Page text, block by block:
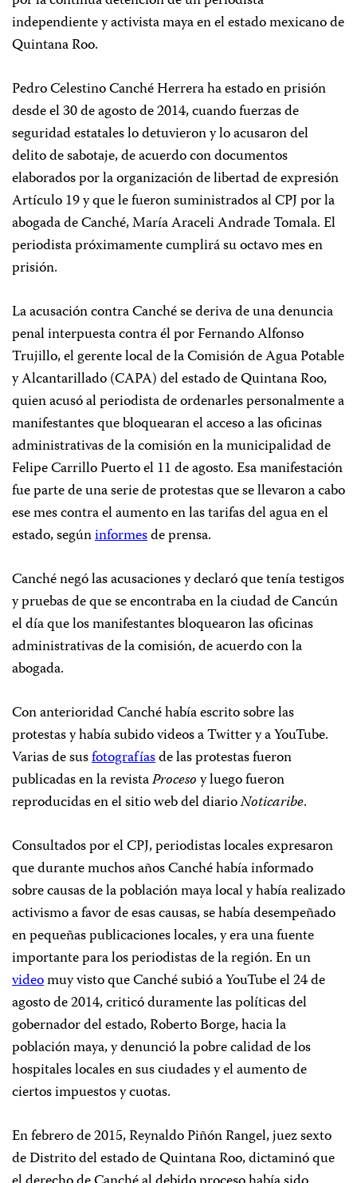
independiente y activista maya en el estado mexicano de
Quintana Roo.
Pedro Celestino Canché Herrera ha estado en prisión
desde el 30 de agosto de 2014, cuando fuerzas de
seguridad estatales lo detuvieron y lo acusaron del
delito de sabotaje, de acuerdo con documentos
elaborados por la organización de libertad de expresión
Artículo 19 y que le fueron suministrados al CPJ por la
abogada de Canché, María Araceli Andrade Tomala. El
periodista próximamente cumplirá su octavo mes en
prisión.
La acusación contra Canché se deriva de una denuncia
penal interpuesta contra él por Fernando Alfonso
Trujillo, el gerente local de la Comisión de Agua Potable
y Alcantarillado (CAPA) del estado de Quintana Roo,
quien acusó al periodista de ordenarles personalmente a
manifestantes que bloquearan el acceso a las oficinas
administrativas de la comisión en la municipalidad de
Felipe Carrillo Puerto el 11 de agosto. Esa manifestación
fue parte de una serie de protestas que se llevaron a cabo
ese mes contra el aumento en las tarifas del agua en el
estado, segúninformesde prensa.
Canché negó las acusaciones y declaró que tenía testigos
y pruebas de que se encontraba en la ciudad de Cancún
el día que los manifestantes bloquearon las oficinas
administrativas de la comisión, de acuerdo con la
abogada.
Con anterioridad Canché había escrito sobre las
protestas y había subido videos a Twitter y a YouTube.
Varias de susfotografíasde las protestas fueron
publicadas en la revistaProcesoy luego fueron
reproducidas en el sitio web del diarioNoticaribe.
Consultados por el CPJ, periodistas locales expresaron
que durante muchos años Canché había informado
sobre causas de la población maya local y había realizado
activismo a favor de esas causas, se había desempeñado
en pequeñas publicaciones locales, y era una fuente
importante para los periodistas de la región. En un
videomuy visto que Canché subió a YouTube el 24 de
agosto de 2014, criticó duramente las políticas del
gobernador del estado, Roberto Borge, hacia la
población maya, y denunció la pobre calidad de los
hospitales locales en sus ciudades y el aumento de
ciertos impuestos y cuotas.
En febrero de 2015, Reynaldo Piñón Rangel, juez sexto
de Distrito del estado de Quintana Roo, dictaminó que